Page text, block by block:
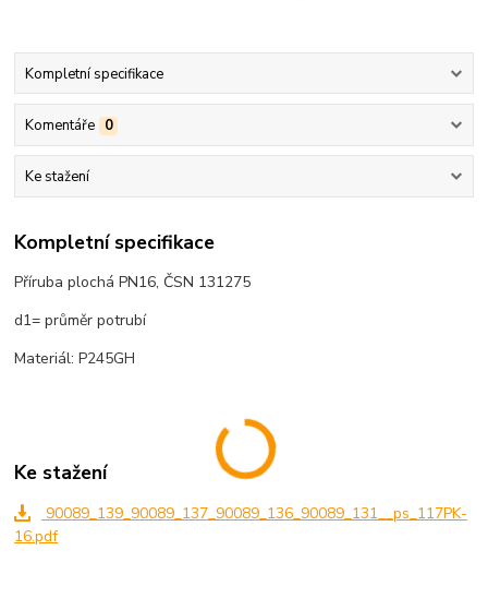
Kompletní specifikace
Komentáře 0
Ke stažení
Kompletní specifikace
Příruba plochá PN16, ČSN 131275
d1= průměr potrubí
Materiál: P245GH
Ke stažení
90089_139_90089_137_90089_136_90089_131__ps_117PK-
16.pdf